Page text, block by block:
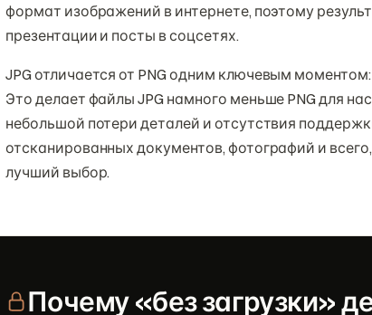
формат изображений в интернете, поэтому
презентации и посты в соцсетях.
JPG отличается от PNG одним ключевым
Это делает файлы JPG намного меньше PNG для
небольшой потери деталей и отсутствия
отсканированных документов, фотографий и
лучший выбор.
Почему «без загрузки»